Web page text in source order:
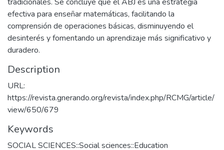
efectiva para enseñar matemáticas, facilitando la
comprensión de operaciones básicas, disminuyendo el
desinterés y fomentando un aprendizaje más significativo y
duradero.
Description
URL:
https://revista.gnerando.org/revista/index.php/RCMG/article/
view/650/679
Keywords
SOCIAL SCIENCES::Social sciences::Education